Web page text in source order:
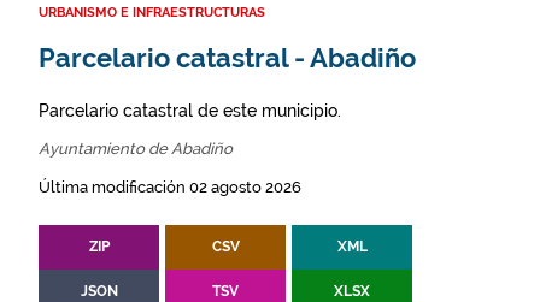
URBANISMO E INFRAESTRUCTURAS
Parcelario catastral - Abadiño
Parcelario catastral de este municipio.
Ayuntamiento de Abadiño
Última modificación 02 agosto 2026
ZIP CSV XML
JSON TSV XLSX